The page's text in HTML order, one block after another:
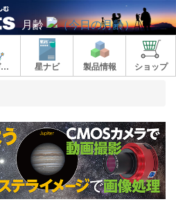
月齢
星空ガイド 星ナビ 製品情報 ショップ